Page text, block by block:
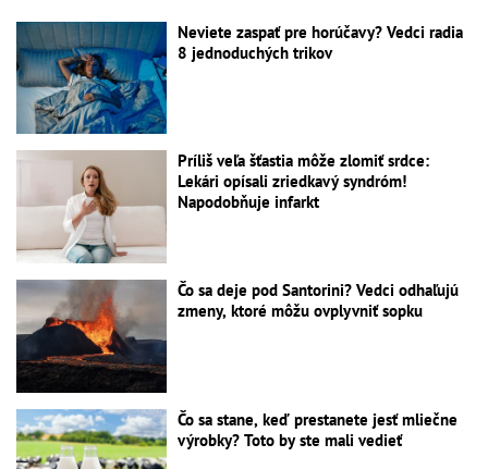
Neviete zaspať pre horúčavy? Vedci radia
8 jednoduchých trikov
Príliš veľa šťastia môže zlomiť srdce:
Lekári opísali zriedkavý syndróm!
Napodobňuje infarkt
Čo sa deje pod Santorini? Vedci odhaľujú
zmeny, ktoré môžu ovplyvniť sopku
Čo sa stane, keď prestanete jesť mliečne
výrobky? Toto by ste mali vedieť